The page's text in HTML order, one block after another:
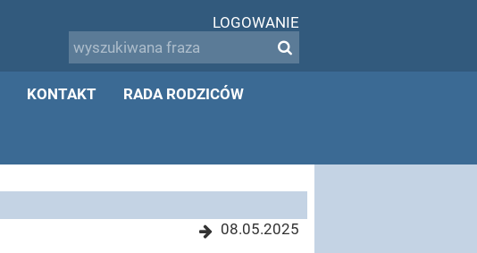
LOGOWANIE
KONTAKT RADA RODZICÓW
08.05.2025